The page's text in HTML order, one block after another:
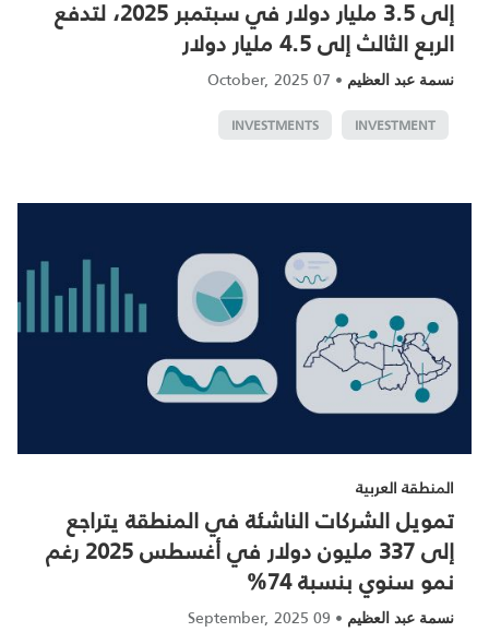
إلى 3.5 مليار دولار في سبتمبر 2025، لتدفع
الربع الثالث إلى 4.5 مليار دولار
نسمة عبد العظيم •
07 October, 2025
INVESTMENT
INVESTMENTS
المنطقة العربية
تمويل الشركات الناشئة في المنطقة يتراجع
إلى 337 مليون دولار في أغسطس 2025 رغم
نمو سنوي بنسبة 74%
نسمة عبد العظيم •
09 September, 2025